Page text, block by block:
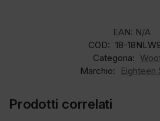
EAN: N/A
COD: 18-
Categoria:
Marchio:
Eighteen
Prodotti correlati